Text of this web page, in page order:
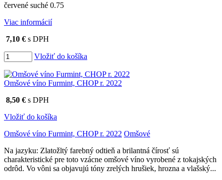
červené suché 0.75
Viac informácií
7,10 € s DPH
Vložiť do košíka
Omšové víno Furmint, CHOP r. 2022
8,50 € s DPH
Vložiť do košíka
Omšové víno Furmint, CHOP r. 2022 Omšové
Na jazyku: Zlatožltý farebný odtieň a brilantná čírosť sú
charakteristické pre toto vzácne omšové víno vyrobené z tokajských
odrôd. Vo vôni sa objavujú tóny zrelých hrušiek, hrozna a vlašský...